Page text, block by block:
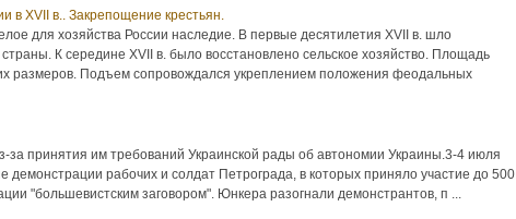
в XVII в.. Закрепощение крестьян.
для хозяйства России наследие. В первые десятилетия XVII в. шло
К середине XVII в. было восстановлено сельское хозяйство. Площадь
размеров. Подъем сопровождался укреплением положения феодальных
за принятия им требований Украинской рады об автономии Украины.3-4 июля
рабочих и солдат Петрограда, в которых приняло участие до 500
"большевистским заговором". Юнкера разогнали демонстрантов, п ...